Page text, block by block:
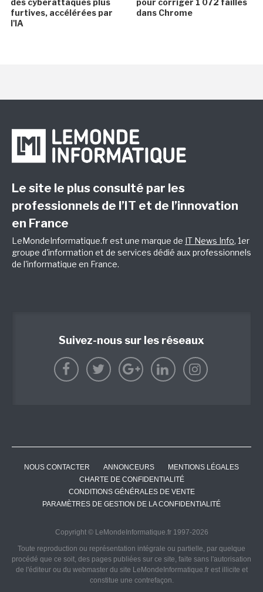
des cyberattaques plus
furtives, accélérées par
l'IA
pour corriger 1 072 failles
dans Chrome
Le site le plus consulté par les
professionnels de l’IT et de l’innovation
en France
LeMondeInformatique.fr est une marque de IT News Info, 1er
groupe d'information et de services dédié aux professionnels
de l'informatique en France.
Suivez-nous sur les réseaux
NOUS CONTACTER ANNONCEURS
MENTIONS LÉGALES
CHARTE DE CONFIDENTIALITÉ
CONDITIONS GÉNÉRALES DE VENTE
PARAMÈTRES DE GESTION DE LA CONFIDENTIALITÉ
Copyright © LeMondeInformatique.fr 1997-2026
Toute reproduction ou représentation intégrale ou partielle, par quelque
procédé que ce soit, des pages publiées sur ce site, faite sans l'autorisation
de l'éditeur ou du webmaster du site LeMondeInformatique.fr est illicite et
constitue une contrefaçon.